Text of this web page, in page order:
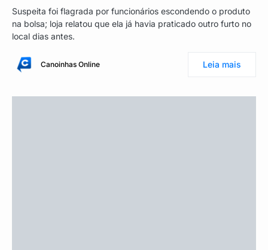
Suspeita foi flagrada por funcionários escondendo o produto
na bolsa; loja relatou que ela já havia praticado outro furto no
local dias antes.
Canoinhas Online Leia mais